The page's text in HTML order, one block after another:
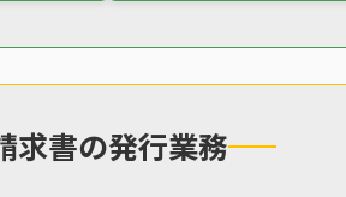
求書の発行業務